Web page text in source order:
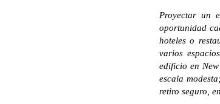
Proyectar un
oportunidad
hoteles o
varios
edificio en
escala
retiro seguro,